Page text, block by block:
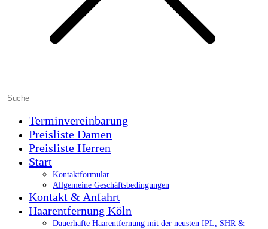
Terminvereinbarung
Preisliste Damen
Preisliste Herren
Start
Kontaktformular
Allgemeine Geschäftsbedingungen
Kontakt & Anfahrt
Haarentfernung Köln
Dauerhafte Haarentfernung mit der neusten IPL, SHR &